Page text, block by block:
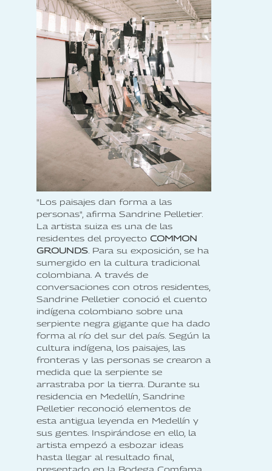
"Los paisajes dan forma a las
personas", afirma Sandrine Pelletier.
La artista suiza es una de las
residentes del proyecto COMMON
GROUNDS . Para su exposición, se ha
sumergido en la cultura tradicional
colombiana. A través de
conversaciones con otros residentes,
Sandrine Pelletier conoció el cuento
indígena colombiano sobre una
serpiente negra gigante que ha dado
forma al río del sur del país. Según la
cultura indígena, los paisajes, las
fronteras y las personas se crearon a
medida que la serpiente se
arrastraba por la tierra. Durante su
residencia en Medellín, Sandrine
Pelletier reconoció elementos de
esta antigua leyenda en Medellín y
sus gentes. Inspirándose en ello, la
artista empezó a esbozar ideas
hasta llegar al resultado final,
presentado en la Bodega Comfama